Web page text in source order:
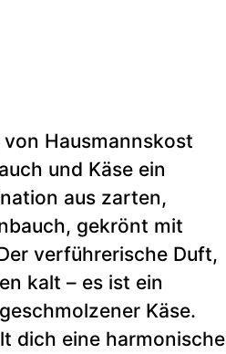
Hausmannskost
und Käse ein
aus zarten,
gekrönt mit
verführerische Duft,
kalt – es ist ein
Käse.
dich eine harmonische